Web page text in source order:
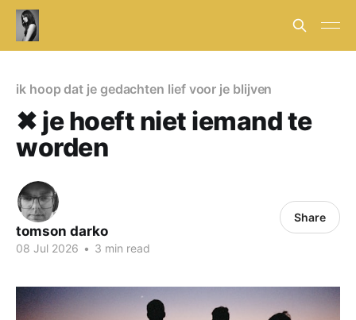
ik hoop dat je gedachten lief voor je blijven
✖ je hoeft niet iemand te
worden
tomson darko
08 Jul 2026 • 3 min read
Share